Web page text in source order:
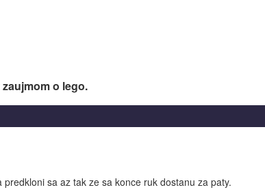
o lego.
sa az tak ze sa konce ruk dostanu za paty.